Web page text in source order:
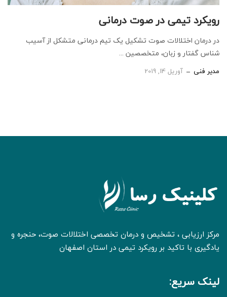
رویکرد تیمی در صوت درمانی
در درمان اختلالات صوت تشکیل یک تیم درمانی متشکل از آسیب
شناس گفتار و زبان، متخصصین ...
مدیر فنی آوریل 14, 2019
مرکز ارزیابی ، تشخیص و درمان تخصصی اختلالات صوت، حنجره و
یادگیری با تاکید بر رویکرد تیمی در استان اصفهان
لینک سریع: